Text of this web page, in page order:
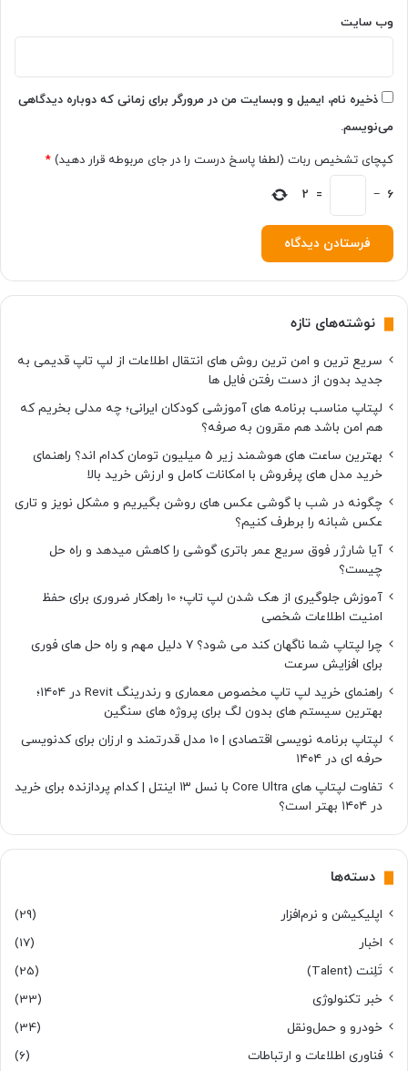
ن
د
ی
د
وب‌ سایت
ذخیره نام، ایمیل و وبسایت من در مرورگر برای زمانی که دوباره دیدگاهی
می‌نویسم.
کپچای تشخیص ربات (لطفا پاسخ درست را در جای مربوطه قرار دهید) *
6
−
=
2
نوشته‌های تازه
سریع ترین و امن ترین روش های انتقال اطلاعات از لپ تاپ قدیمی به
جدید بدون از دست رفتن فایل ها
لپتاپ مناسب برنامه های آموزشی کودکان ایرانی؛ چه مدلی بخریم که
هم امن باشد هم مقرون به صرفه؟
بهترین ساعت های هوشمند زیر ۵ میلیون تومان کدام اند؟ راهنمای
خرید مدل های پرفروش با امکانات کامل و ارزش خرید بالا
چگونه در شب با گوشی عکس های روشن بگیریم و مشکل نویز و تاری
عکس شبانه را برطرف کنیم؟
آیا شارژر فوق سریع عمر باتری گوشی را کاهش میدهد و راه حل
چیست؟
آموزش جلوگیری از هک شدن لپ تاپ؛ 10 راهکار ضروری برای حفظ
امنیت اطلاعات شخصی
چرا لپتاپ شما ناگهان کند می شود؟ ۷ دلیل مهم و راه حل های فوری
برای افزایش سرعت
راهنمای خرید لپ تاپ مخصوص معماری و رندرینگ Revit در ۱۴۰۴؛
بهترین سیستم های بدون لگ برای پروژه های سنگین
لپتاپ برنامه نویسی اقتصادی | ۱۰ مدل قدرتمند و ارزان برای کدنویسی
حرفه ای در ۱۴۰۴
تفاوت لپتاپ های Core Ultra با نسل ۱۳ اینتل | کدام پردازنده برای خرید
در ۱۴۰۴ بهتر است؟
دسته‌ها
اپلیکیشن و نرم‌افزار
(29)
اخبار
(17)
تَلِنت (Talent)
(25)
خبر تکنولوژی
(33)
خودرو و حمل‌و‌نقل
(34)
فناوری اطلاعات و ارتباطات
(6)